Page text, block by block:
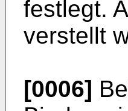
festlegt.
verstellt
[0006]